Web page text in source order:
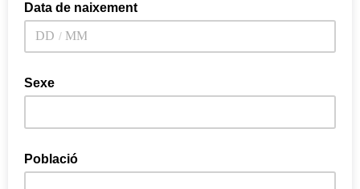
Data de naixement
/
Sexe
Població